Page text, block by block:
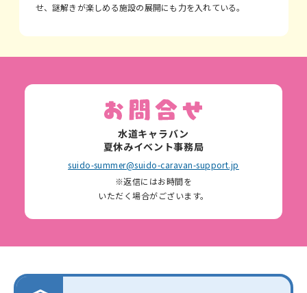
せ、謎解きが楽しめる施設の展開にも力を入れている。
水道キャラバン
夏休みイベント事務局
suido-summer@suido-caravan-support.jp
※返信にはお時間を
いただく場合がございます。